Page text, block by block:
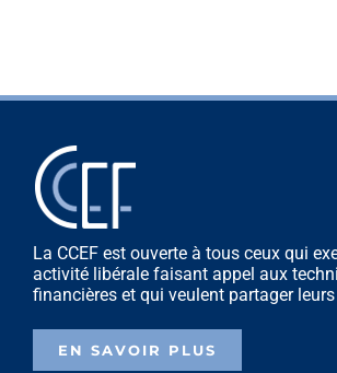
La CCEF est ouverte à tous ceux qui
activité libérale faisant appel aux
financières et qui veulent partager
EN SAVOIR PLUS